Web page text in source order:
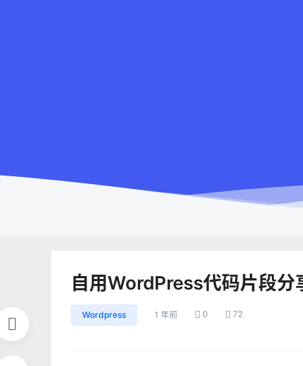
自用WordPress代码片段分
Wordpress 1 年前 0 72